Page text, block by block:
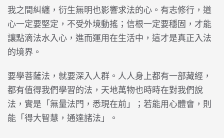
我之間糾纏，衍生無明也影響求法的心。有志修行，道
心一定要堅定，不受外境動搖；信根一定要穩固，才能
讓點滴法水入心，進而運用在生活中，這才是真正入法
的境界。
要學菩薩法，就要深入人群。人人身上都有一部藏經，
都有值得我們學習的法，天地萬物也時時在對我們說
法，實是「無量法門，悉現在前」；若能用心體會，則
能「得大智慧，通達諸法」。